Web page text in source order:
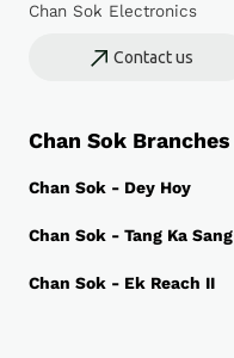
Chan Sok Electronics
Contact us
Chan Sok Branches
Chan Sok - Dey Hoy
Chan Sok - Tang Ka Sang
Chan Sok - Ek Reach II